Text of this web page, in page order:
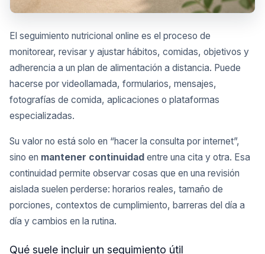
El seguimiento nutricional online es el proceso de
monitorear, revisar y ajustar hábitos, comidas, objetivos y
adherencia a un plan de alimentación a distancia. Puede
hacerse por videollamada, formularios, mensajes,
fotografías de comida, aplicaciones o plataformas
especializadas.
Su valor no está solo en “hacer la consulta por internet”,
sino en mantener continuidad entre una cita y otra. Esa
continuidad permite observar cosas que en una revisión
aislada suelen perderse: horarios reales, tamaño de
porciones, contextos de cumplimiento, barreras del día a
día y cambios en la rutina.
Qué suele incluir un seguimiento útil